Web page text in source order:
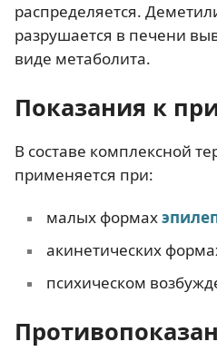
распределяется.
разрушается в печени
виде метаболита.
Показания к
В составе комплексной
применяется при:
малых формах
акинетических
психическом